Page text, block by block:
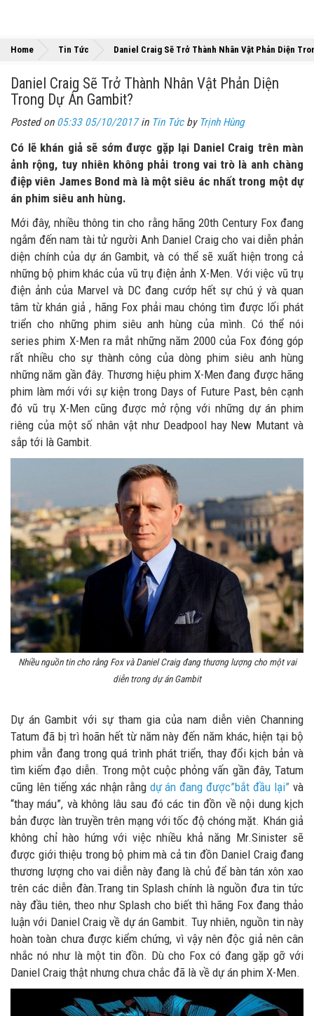
Home Tin Tức Daniel Craig Sẽ Trở Thành Nhân Vật Phản Diện
Daniel Craig Sẽ Trở Thành Nhân Vật Phản Diện
Trong Dự Án Gambit?
Posted on 05:33 05/10/2017in Tin Tứcby Trịnh Hùng
Có lẽ khán giả sẽ sớm được gặp lại Daniel Craig trên màn
ảnh rộng, tuy nhiên không phải trong vai trò là anh chàng
điệp viên James Bond mà là một siêu ác nhất trong một dự
án phim siêu anh hùng.
Mới đây, nhiều thông tin cho rằng hãng 20thCentury Fox đang
ngắm đến nam tài tử người Anh Daniel Craig cho vai diễn phản
diện chính của dự án Gambit, và có thể sẽ xuất hiện trong cả
những bộ phim khác của vũ trụ điện ảnh X-Men. Với việc vũ trụ
điện ảnh của Marvel và DC đang cướp hết sự chú ý và quan
tâm từ khán giả , hãng Fox phải mau chóng tìm được lối phát
triển cho những phim siêu anh hùng của mình. Có thể nói
series phim X-Men ra mắt những năm 2000 của Fox đóng góp
rất nhiều cho sự thành công của dòng phim siêu anh hùng
những năm gần đây. Thương hiệu phim X-Men đang được hãng
phim làm mới với sự kiện trong Days of Future Past, bên cạnh
đó vũ trụ X-Men cũng được mở rộng với những dự án phim
riêng của một số nhân vật như Deadpool hay New Mutant và
sắp tới là Gambit.
Nhiều nguồn tin cho rằng Fox và Daniel Craig đang thương lượng cho một vai
diễn trong dự án Gambit
Dự án Gambit với sự tham gia của nam diễn viên Channing
Tatum đã bị trì hoãn hết từ năm này đến năm khác, hiện tại bộ
phim vẫn đang trong quá trình phát triển, thay đổi kịch bản và
tìm kiếm đạo diễn. Trong một cuộc phỏng vấn gần đây, Tatum
cũng lên tiếng xác nhận rằng dự án đang được”bắt đầu lại” và
“thay máu”, và không lâu sau đó các tin đồn về nội dung kịch
bản được làn truyền trên mạng với tốc độ chóng mặt. Khán giả
không chỉ hào hứng với việc nhiều khả năng Mr.Sinister sẽ
được giới thiệu trong bộ phim mà cả tin đồn Daniel Craig đang
thương lượng cho vai diễn này đang là chủ để bàn tán xôn xao
trên các diễn đàn.Trang tin Splash chính là nguồn đưa tin tức
này đầu tiên, theo như Splash cho biết thì hãng Fox đang thảo
luận với Daniel Craig về dự án Gambit. Tuy nhiên, nguồn tin này
hoàn toàn chưa được kiểm chứng, vì vậy nên độc giả nên cân
nhắc nó như là một tin đồn. Dù cho Fox có đang gặp gỡ với
Daniel Craig thật nhưng chưa chắc đã là về dự án phim X-Men.